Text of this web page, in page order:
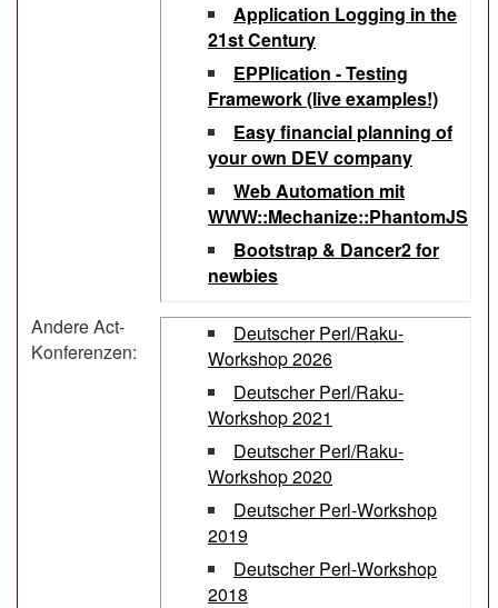
‎Application Logging in the
21st Century‎
‎EPPlication - Testing
Framework (live examples!)‎
‎Easy financial planning of
your own DEV company‎
‎Web Automation mit
WWW::Mechanize::PhantomJS‎
‎Bootstrap & Dancer2 for
newbies‎
Andere Act-
Konferenzen:
Deutscher Perl/Raku-
Workshop 2026
Deutscher Perl/Raku-
Workshop 2021
Deutscher Perl/Raku-
Workshop 2020
Deutscher Perl-Workshop
2019
Deutscher Perl-Workshop
2018